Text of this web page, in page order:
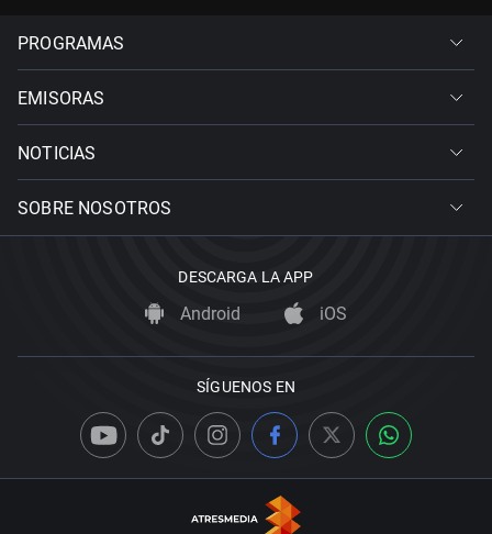
PROGRAMAS
EMISORAS
NOTICIAS
SOBRE NOSOTROS
DESCARGA LA APP
Android iOS
SÍGUENOS EN